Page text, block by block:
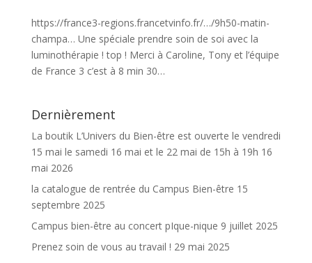
https://france3-regions.francetvinfo.fr/…/9h50-matin-
champa… Une spéciale prendre soin de soi avec la
luminothérapie ! top ! Merci à Caroline, Tony et l’équipe
de France 3 c’est à 8 min 30…
Dernièrement
La boutik L’Univers du Bien-être est ouverte le vendredi
15 mai le samedi 16 mai et le 22 mai de 15h à 19h 16
mai 2026
la catalogue de rentrée du Campus Bien-être 15
septembre 2025
Campus bien-être au concert pIque-nique 9 juillet 2025
Prenez soin de vous au travail ! 29 mai 2025